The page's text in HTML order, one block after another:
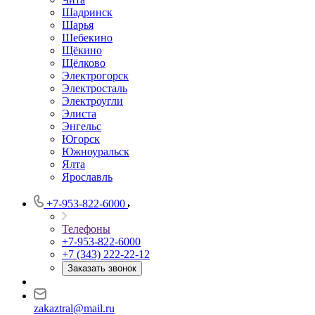
Шадринск
Шарья
Шебекино
Щёкино
Щёлково
Электрогорск
Электросталь
Электроугли
Элиста
Энгельс
Югорск
Южноуральск
Ялта
Ярославль
+7-953-822-6000
Телефоны
+7-953-822-6000
+7 (343) 222-22-12
Заказать звонок
zakaztral@mail.ru